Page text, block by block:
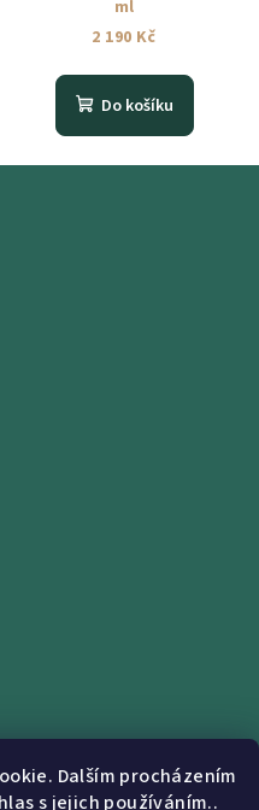
Dalším procházením
s jejich používáním..
ml
2 190 Kč
Do košíku